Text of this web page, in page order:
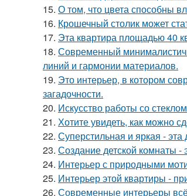
15. О том, что цвета способны
16. Крошечный столик может
17. Эта квартира площадью 40
18. Современный
линий и гармонии материалов.
19. Это интерьер, в котором
загадочности.
20. Искусство работы со
21. Хотите увидеть, как можно
22. Суперстильная и яркая -
23. Создание детской комнаты
24. Интерьер с природными
25. Интерьер этой квартиры -
26. Современные интерьеры